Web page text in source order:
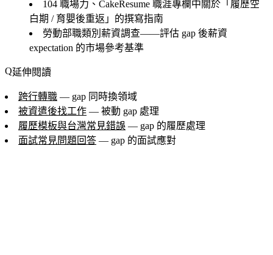
104 職場力、CakeResume 職涯專欄中關於「履歷空
白期 / 育嬰後重返」的撰寫指南
勞動部職類別薪資調查——評估 gap 後薪資
expectation 的市場參考基準
延伸閱讀
跨行轉職 — gap 同時換領域
被資遣後找工作 — 被動 gap 處理
履歷模板與台灣常見錯誤 — gap 的履歷處理
面試常見問題回答 — gap 的面試應對